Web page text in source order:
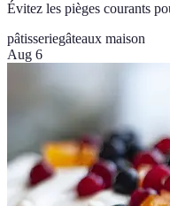
Évitez les pièges courants
pâtisseriegâteaux maison
Aug 6